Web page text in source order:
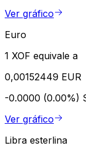
Ver gráfico
Euro
1 XOF equivale a
0,00152449 EUR
-0.0000 (0.00%)
Ver gráfico
Libra esterlina